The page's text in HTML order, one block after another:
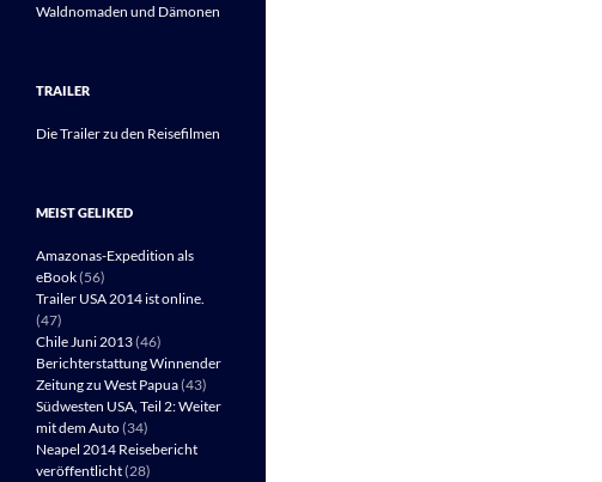
Waldnomaden und Dämonen
TRAILER
Die Trailer zu den Reisefilmen
MEIST GELIKED
Amazonas-Expedition als
eBook(56)
Trailer USA 2014 ist online.
(47)
Chile Juni 2013(46)
Berichterstattung Winnender
Zeitung zu West Papua(43)
Südwesten USA, Teil 2: Weiter
mit dem Auto(34)
Neapel 2014 Reisebericht
veröffentlicht(28)